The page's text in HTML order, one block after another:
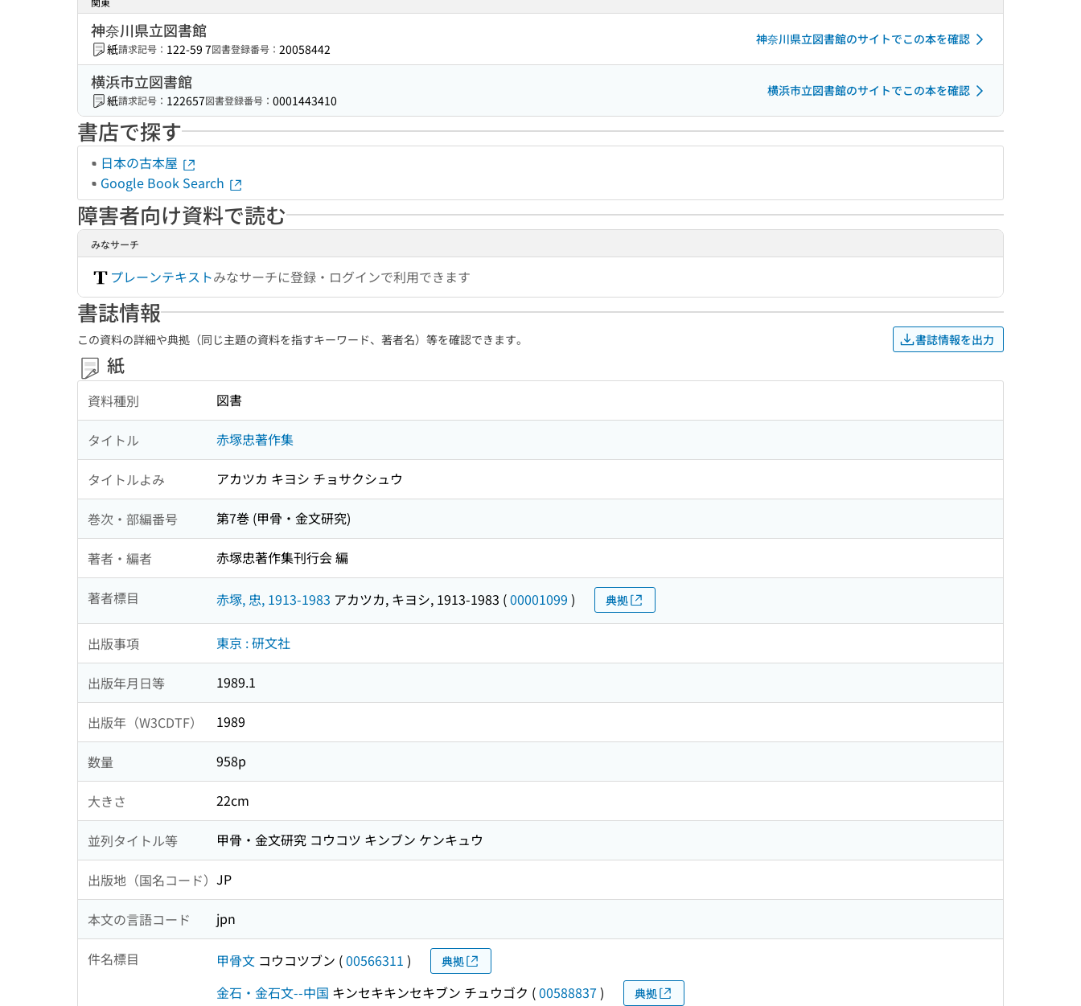
神奈川県立図書館
紙請求記号： 122-59 7図書登録番号： 20058442
神奈川県立図書館のサイトでこの本を確認
横浜市立図書館
紙請求記号： 122657図書登録番号： 0001443410
横浜市立図書館のサイトでこの本を確認
書店で探す
日本の古本屋
Google Book Search
障害者向け資料で読む
みなサーチ
プレーンテキストみなサーチに登録・ログインで利用できます
書誌情報
この資料の詳細や典拠（同じ主題の資料を指すキーワード、著者名）等を確認できます。 書誌情報を出力
紙
資料種別 図書
タイトル 赤塚忠著作集
タイトルよみ アカツカ キヨシ チョサクシュウ
巻次・部編番号 第7巻 (甲骨・金文研究)
著者・編者 赤塚忠著作集刊行会 編
著者標目 赤塚, 忠, 1913-1983 アカツカ, キヨシ, 1913-1983 (00001099 ) 典拠
出版事項 東京 : 研文社
出版年月日等 1989.1
出版年（W3CDTF） 1989
数量 958p
大きさ 22cm
並列タイトル等 甲骨・金文研究 コウコツ キンブン ケンキュウ
出版地（国名コード） JP
本文の言語コード jpn
件名標目 甲骨文 コウコツブン (00566311 ) 典拠
金石・金石文--中国 キンセキキンセキブン チュウゴク (00588837 ) 典拠